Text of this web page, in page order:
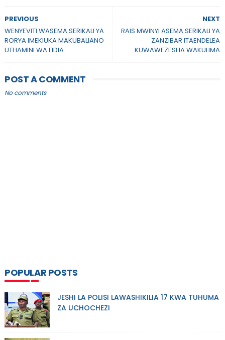
NEXT
RAIS MWINYI ASEMA SERIKALI YA
ZANZIBAR ITAENDELEA
KUWAWEZESHA WAKULIMA
PREVIOUS
WENYEVITI WASEMA SERIKALI YA
RORYA IMEKIUKA MAKUBALIANO
UTHAMINI WA FIDIA
POST A COMMENT
No comments
POPULAR POSTS
JESHI LA POLISI LAWASHIKILIA 17 KWA TUHUMA
ZA UCHOCHEZI